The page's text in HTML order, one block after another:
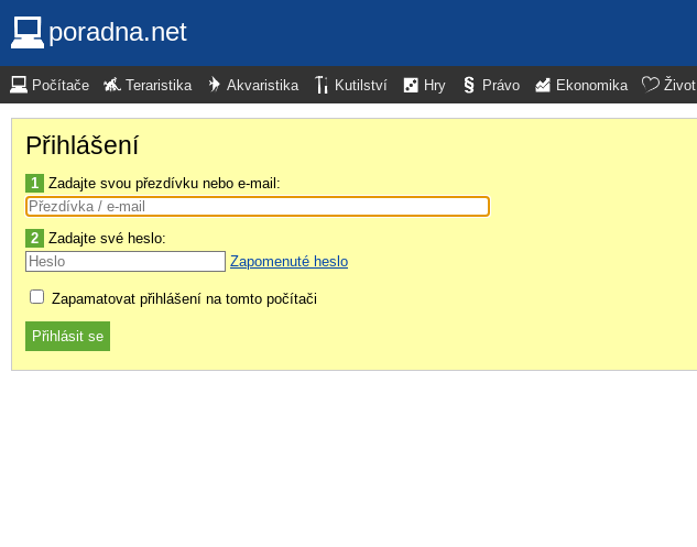
poradna.net
Počítače Teraristika Akvaristika Kutilství Hry Právo Ekonomika Život
Přihlášení
1 Zadajte svou přezdívku nebo e-mail:
2 Zadajte své heslo:
Zapomenuté heslo
Zapamatovat přihlášení na tomto počítači